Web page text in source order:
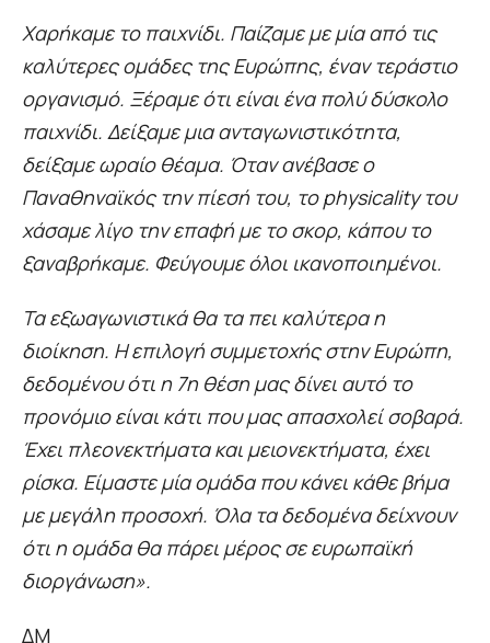
Χαρήκαμε το παιχνίδι. Παίζαμε με μία από τις
καλύτερες ομάδες της Ευρώπης, έναν τεράστιο
οργανισμό. Ξέραμε ότι είναι ένα πολύ δύσκολο
παιχνίδι. Δείξαμε μια ανταγωνιστικότητα,
δείξαμε ωραίο θέαμα. Όταν ανέβασε ο
Παναθηναϊκός την πίεσή του, το physicality του
χάσαμε λίγο την επαφή με το σκορ, κάπου το
ξαναβρήκαμε. Φεύγουμε όλοι ικανοποιημένοι.
Τα εξωαγωνιστικά θα τα πει καλύτερα η
διοίκηση. Η επιλογή συμμετοχής στην Ευρώπη,
δεδομένου ότι η 7η θέση μας δίνει αυτό το
προνόμιο είναι κάτι που μας απασχολεί σοβαρά.
Έχει πλεονεκτήματα και μειονεκτήματα, έχει
ρίσκα. Είμαστε μία ομάδα που κάνει κάθε βήμα
με μεγάλη προσοχή. Όλα τα δεδομένα δείχνουν
ότι η ομάδα θα πάρει μέρος σε ευρωπαϊκή
διοργάνωση».
ΔΜ